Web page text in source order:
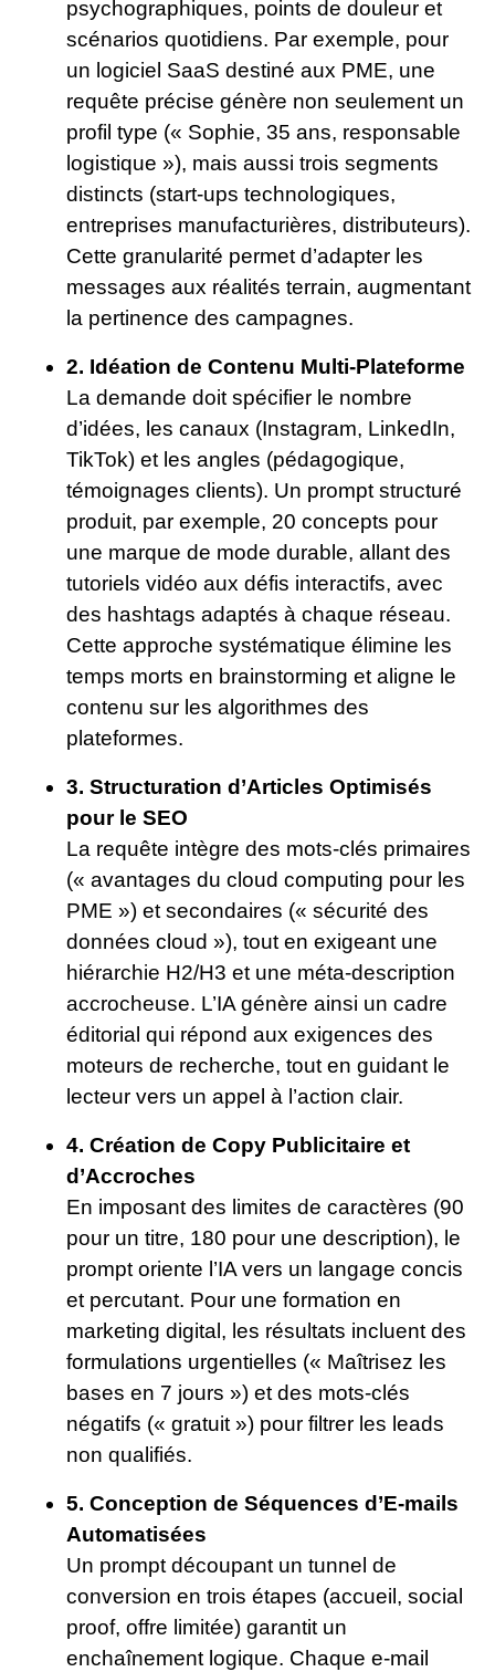
psychographiques, points de douleur et
scénarios quotidiens. Par exemple, pour
un logiciel SaaS destiné aux PME, une
requête précise génère non seulement un
profil type (« Sophie, 35 ans, responsable
logistique »), mais aussi trois segments
distincts (start-ups technologiques,
entreprises manufacturières, distributeurs).
Cette granularité permet d’adapter les
messages aux réalités terrain, augmentant
la pertinence des campagnes.
2. Idéation de Contenu Multi-Plateforme
La demande doit spécifier le nombre
d’idées, les canaux (Instagram, LinkedIn,
TikTok) et les angles (pédagogique,
témoignages clients). Un prompt structuré
produit, par exemple, 20 concepts pour
une marque de mode durable, allant des
tutoriels vidéo aux défis interactifs, avec
des hashtags adaptés à chaque réseau.
Cette approche systématique élimine les
temps morts en brainstorming et aligne le
contenu sur les algorithmes des
plateformes.
3. Structuration d’Articles Optimisés
pour le SEO
La requête intègre des mots-clés primaires
(« avantages du cloud computing pour les
PME ») et secondaires (« sécurité des
données cloud »), tout en exigeant une
hiérarchie H2/H3 et une méta-description
accrocheuse. L’IA génère ainsi un cadre
éditorial qui répond aux exigences des
moteurs de recherche, tout en guidant le
lecteur vers un appel à l’action clair.
4. Création de Copy Publicitaire et
d’Accroches
En imposant des limites de caractères (90
pour un titre, 180 pour une description), le
prompt oriente l’IA vers un langage concis
et percutant. Pour une formation en
marketing digital, les résultats incluent des
formulations urgentielles (« Maîtrisez les
bases en 7 jours ») et des mots-clés
négatifs (« gratuit ») pour filtrer les leads
non qualifiés.
5. Conception de Séquences d’E-mails
Automatisées
Un prompt découpant un tunnel de
conversion en trois étapes (accueil, social
proof, offre limitée) garantit un
enchaînement logique. Chaque e-mail